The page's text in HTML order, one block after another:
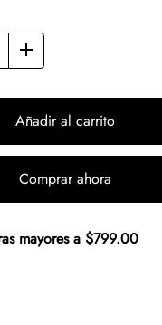
Añadir al carrito
Comprar ahora
mayores a $799.00